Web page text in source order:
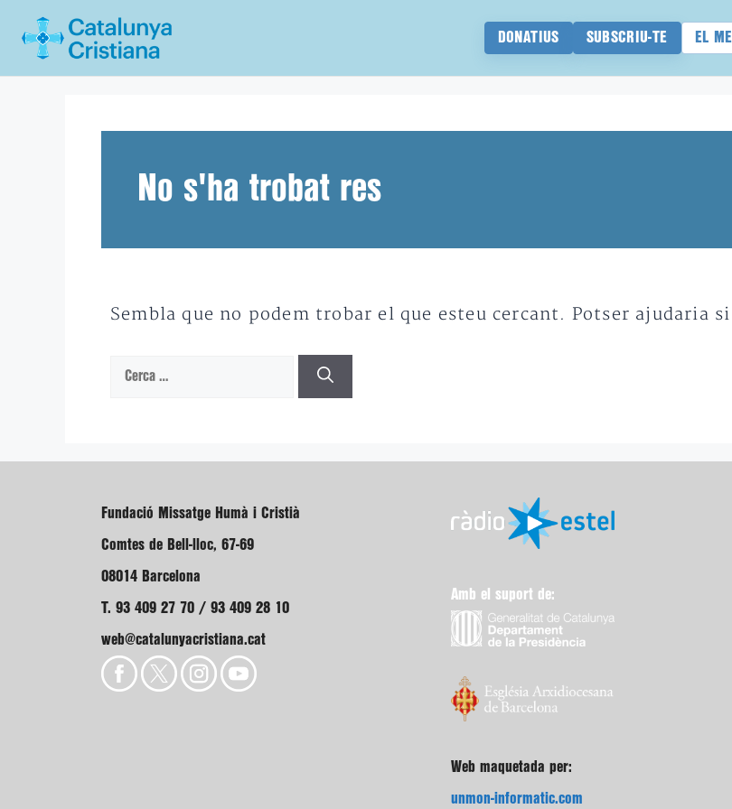
DONATIUS SUBSCRIU-TE EL
No s'ha trobat res
Sembla que no podem trobar el que esteu cercant. Potser ajudaria
Cerca:
Fundació Missatge Humà i Cristià
Comtes de Bell-lloc, 67-69
08014 Barcelona
T. 93 409 27 70 / 93 409 28 10
web@catalunyacristiana.cat
Amb el suport de:
Web maquetada per:
unmon-informatic.com